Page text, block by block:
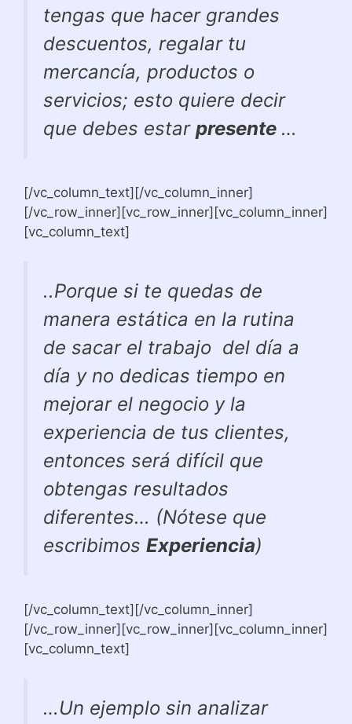
tengas que hacer grandes
descuentos, regalar tu
mercancía, productos o
servicios; esto quiere decir
que debes estar presente …
[/vc_column_text][/vc_column_inner]
[/vc_row_inner][vc_row_inner][vc_column_inner]
[vc_column_text]
..Porque si te quedas de
manera estática en la rutina
de sacar el trabajo del día a
día y no dedicas tiempo en
mejorar el negocio y la
experiencia de tus clientes,
entonces será difícil que
obtengas resultados
diferentes… (Nótese que
escribimos Experiencia)
[/vc_column_text][/vc_column_inner]
[/vc_row_inner][vc_row_inner][vc_column_inner]
[vc_column_text]
…Un ejemplo sin analizar